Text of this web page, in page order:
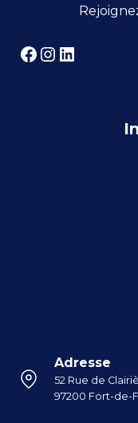
Facebook
Instagram
LinkedIn
Adresse
52 Rue de
97200 Fort-de-